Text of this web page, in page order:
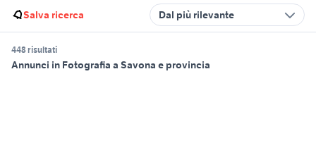
Salva ricerca Dal più rilevante
448 risultati
Annunci in Fotografia a Savona e provincia